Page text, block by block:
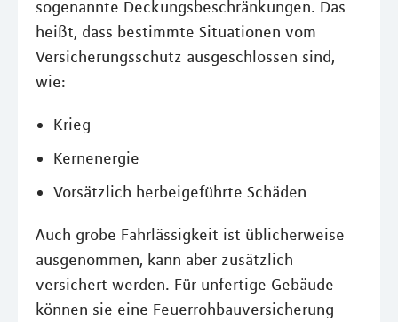
sogenannte Deckungsbeschränkungen. Das
heißt, dass bestimmte Situationen vom
Versicherungsschutz ausgeschlossen sind,
wie:
Krieg
Kernenergie
Vorsätzlich herbeigeführte Schäden
Auch grobe Fahrlässigkeit ist üblicherweise
ausgenommen, kann aber zusätzlich
versichert werden. Für unfertige Gebäude
können sie eine Feuerrohbauversicherung